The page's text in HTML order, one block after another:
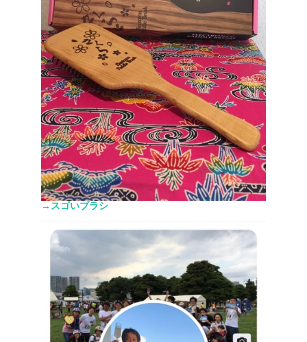
→スゴいブラシ